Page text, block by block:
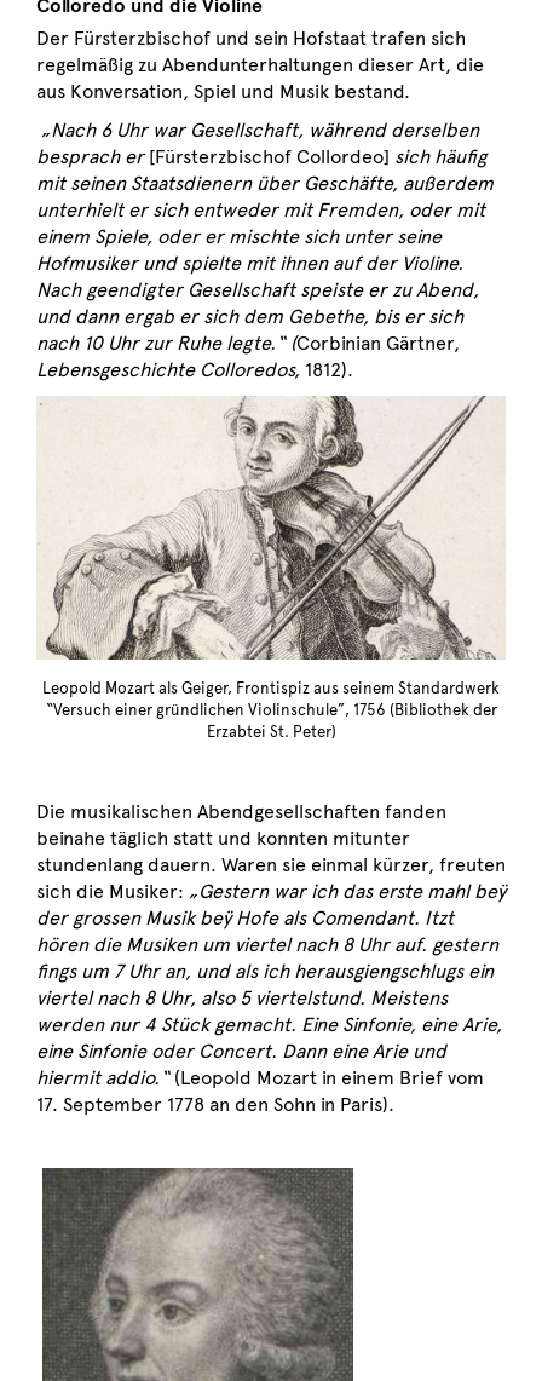
Colloredo und die Violine
Der Fürsterzbischof und sein Hofstaat trafen sich
regelmäßig zu Abendunterhaltungen dieser Art, die
aus Konversation, Spiel und Musik bestand.
„Nach 6 Uhr war Gesellschaft, während derselben
besprach er [Fürsterzbischof Collordeo] sich häufig
mit seinen Staatsdienern über Geschäfte, außerdem
unterhielt er sich entweder mit Fremden, oder mit
einem Spiele, oder er mischte sich unter seine
Hofmusiker und spielte mit ihnen auf der Violine.
Nach geendigter Gesellschaft speiste er zu Abend,
und dann ergab er sich dem Gebethe, bis er sich
nach 10 Uhr zur Ruhe legte.“ (Corbinian Gärtner,
Lebensgeschichte Colloredos, 1812).
Leopold Mozart als Geiger, Frontispiz aus seinem Standardwerk
“Versuch einer gründlichen Violinschule”, 1756 (Bibliothek der
Erzabtei St. Peter)
Die musikalischen Abendgesellschaften fanden
beinahe täglich statt und konnten mitunter
stundenlang dauern. Waren sie einmal kürzer, freuten
sich die Musiker: „Gestern war ich das erste mahl beÿ
der grossen Musik beÿ Hofe als Comendant. Itzt
hören die Musiken um viertel nach 8 Uhr auf. gestern
fings um 7 Uhr an, und als ich herausgiengschlugs ein
viertel nach 8 Uhr, also 5 viertelstund. Meistens
werden nur 4 Stück gemacht. Eine Sinfonie, eine Arie,
eine Sinfonie oder Concert. Dann eine Arie und
hiermit addio.“(Leopold Mozart in einem Brief vom
17. September 1778 an den Sohn in Paris).